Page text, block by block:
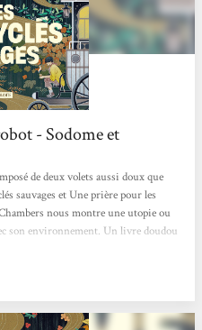
- Sodome et
de deux volets aussi doux que
sauvages et Une prière pour les
nous montre une utopie ou
son environnement. Un livre doudou
nombre de nos interactions.
ce monde apaisé,...